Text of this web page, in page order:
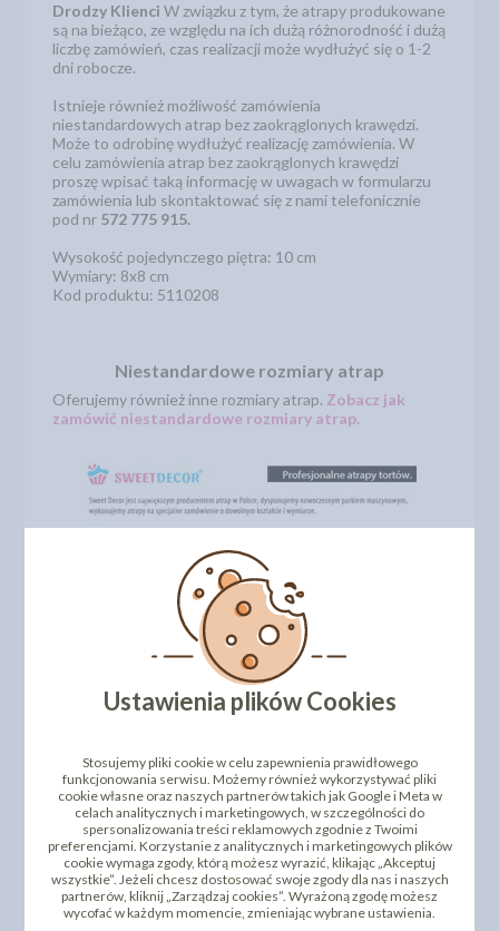
Drodzy Klienci W związku z tym, że atrapy produkowane
są na bieżąco, ze względu na ich dużą różnorodność i dużą
liczbę zamówień, czas realizacji może wydłużyć się o 1-2
dni robocze.
Istnieje również możliwość zamówienia
niestandardowych atrap bez zaokrąglonych krawędzi.
Może to odrobinę wydłużyć realizację zamówienia. W
celu zamówienia atrap bez zaokrąglonych krawędzi
proszę wpisać taką informację w uwagach w formularzu
zamówienia lub skontaktować się z nami telefonicznie
pod nr 572 775 915.
Wysokość pojedynczego piętra: 10 cm
Wymiary: 8x8 cm
Kod produktu: 5110208
Niestandardowe rozmiary atrap
Oferujemy również inne rozmiary atrap. Zobacz jak
zamówić niestandardowe rozmiary atrap.
Ustawienia plików Cookies
Stosujemy pliki cookie w celu zapewnienia prawidłowego
funkcjonowania serwisu. Możemy również wykorzystywać pliki
cookie własne oraz naszych partnerów takich jak Google i Meta w
celach analitycznych i marketingowych, w szczególności do
spersonalizowania treści reklamowych zgodnie z Twoimi
preferencjami. Korzystanie z analitycznych i marketingowych plików
cookie wymaga zgody, którą możesz wyrazić, klikając „Akceptuj
wszystkie”. Jeżeli chcesz dostosować swoje zgody dla nas i naszych
partnerów, kliknij „Zarządzaj cookies”. Wyrażoną zgodę możesz
wycofać w każdym momencie, zmieniając wybrane ustawienia.